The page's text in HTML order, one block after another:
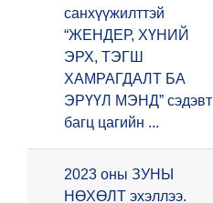
санхүүжилттэй
“ЖЕНДЕР, ХҮНИЙ
ЭРХ, ТЭГШ
ХАМРАГДАЛТ БА
ЭРҮҮЛ МЭНД” сэдэвт
багц цагийн ...
2023 оны ЗУНЫ
НӨХӨЛТ эхэллээ.